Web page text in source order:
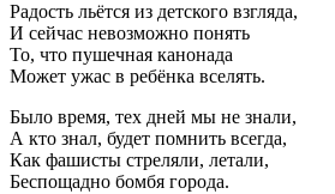
Радость льётся из детского взгляда,
И сейчас невозможно понять
То, что пушечная канонада
Может ужас в ребёнка вселять.
Было время, тех дней мы не знали,
А кто знал, будет помнить всегда,
Как фашисты стреляли, летали,
Беспощадно бомбя города.